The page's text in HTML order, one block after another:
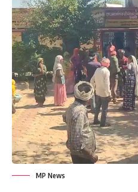
MP News